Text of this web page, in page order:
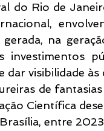
do Rio de
gerada, na
investimentos
dar visibilidade
de
Científica
entre